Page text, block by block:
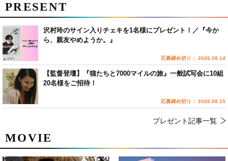
MOVIE
PRESENT
沢村玲のサイン入りチェキを1名様にプレゼント！／『今か
ら、親友やめようか。』
応募締め切り： 2026.08.14
【監督登壇】『猫たちと7000マイルの旅』一般試写会に10組
20名様をご招待！
応募締め切り： 2026.08.15
プレゼント記事一覧